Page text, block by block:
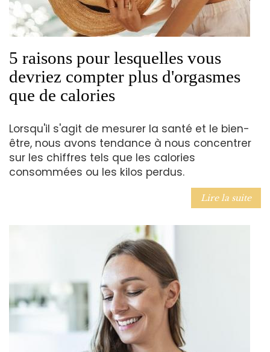
5 raisons pour lesquelles vous
devriez compter plus d'orgasmes
que de calories
Lorsqu'il s'agit de mesurer la santé et le bien-
être, nous avons tendance à nous concentrer
sur les chiffres tels que les calories
consommées ou les kilos perdus.
Lire la suite